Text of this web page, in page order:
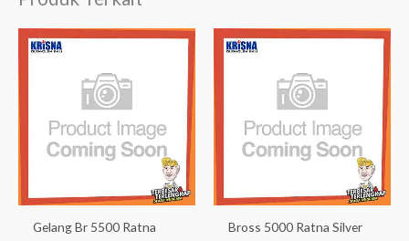
Gelang Br 5500 Ratna
Bross 5000 Ratna Silver